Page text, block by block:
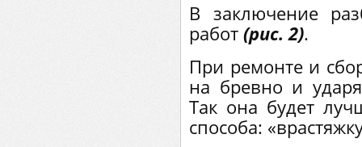
В заключение
работ (рис. 2).
При ремонте и
на бревно и
Так она будет
способа: